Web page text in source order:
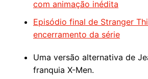
com animação inédita
Episódio final de Stranger
encerramento da série
Uma versão alternativa de
franquia X-Men.